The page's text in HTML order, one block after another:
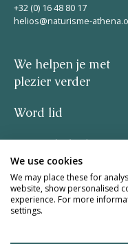
+32 (0) 16 48 80 17
helios@naturisme-
We helpen je met
plezier verder
Word lid
Privacybeleid
–
quote by Rosie Haine
design by studio
We use cookies
We may place these for
website, show personalised
experience. For more
settings.